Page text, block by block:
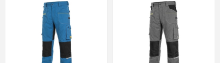
CXS STRETCH Pracovné kraťasy